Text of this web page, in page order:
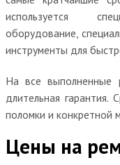
используется
оборудование,
инструменты для
На все выполненные
длительная гарантия.
поломки и конкретной
Цены на